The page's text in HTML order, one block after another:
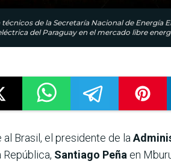
de la Secretaría Nacional de Energía
del Paraguay en el mercado libre
al Brasil, el presidente de la
Santiago Peña en